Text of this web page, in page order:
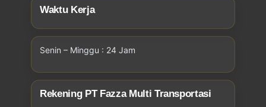
Waktu Kerja
Senin – Minggu : 24 Jam
Rekening PT Fazza Multi Transportasi